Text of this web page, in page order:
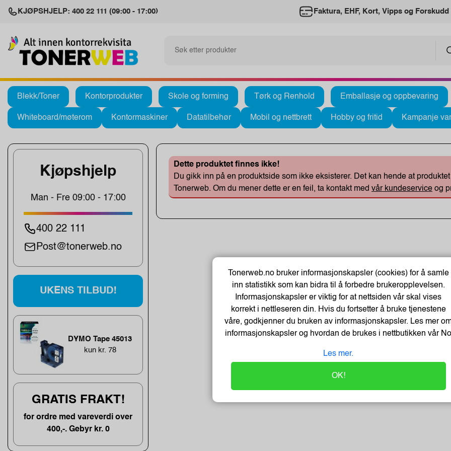
KJØPSHJELP: 400 22 111 (09:00 - 17:00) Faktura, EHF, Kort, Vipps og Forskudd
Blekk/Toner Kontorprodukter Skole og forming Tørk og Renhold Emballasje og oppbevaring
Whiteboard/møterom Kontormaskiner Datatilbehør Mobil og nettbrett Hobby og fritid Kampanje
Kjøpshjelp
Man - Fre 09:00 - 17:00
400 22 111
Post@tonerweb.no
UKENS TILBUD!
DYMO Tape 45013
kun kr. 78
GRATIS FRAKT!
for ordre med vareverdi over
400,-. Gebyr kr. 0
Dette produktet finnes ikke!
Du gikk inn på en produktside som ikke eksisterer. Det kan hende at
Tonerweb. Om du mener dette er en feil, ta kontakt med vår kundeservice og
Tonerweb.no bruker informasjonskapsler (cookies) for å samle
inn statistikk som kan bidra til å forbedre brukeropplevelsen.
Informasjonskapsler er viktig for at nettsiden vår skal vises
korrekt i nettleseren din. Hvis du fortsetter å bruke tjenestene
våre, godkjenner du bruken av informasjonskapsler. Les mer
informasjonskapsler og hvordan de brukes i nettbutikken vårNo
Les mer.
OK!